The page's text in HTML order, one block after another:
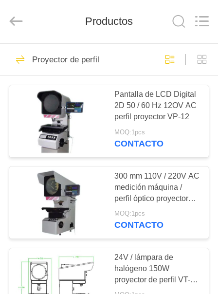
HOGAR
PRODUCTOS
SOBRE
NOSOTROS
VIAJE
FÁBRICA
CONTROL
DE
CALIDAD
GROUP
CORPORATION.
Detector de
defectos por
ultrasonidos
Medidor de espesor
por ultrasonidos
64
Medidor de espesor
Productos
Proyector de perfil
Pantalla de LCD Digital
2D 50 / 60 Hz 12OV AC
perfil proyector VP-12
MOQ:1pcs
CONTACTO
300 mm 110V / 220V AC
medición máquina /
perfil óptico proyector
VT-12 para la
electricidad
MOQ:1pcs
CONTACTO
24V / lámpara de
halógeno 150W
proyector de perfil VT-
12-1550T de 300 mm